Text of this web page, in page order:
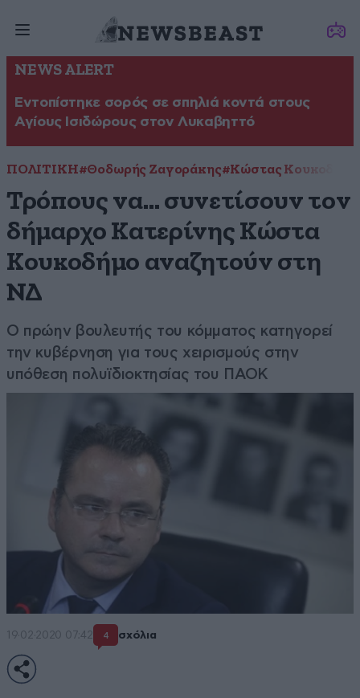
NEWS ALERT
Εντοπίστηκε σορός σε σπηλιά κοντά στους
Αγίους Ισιδώρους στον Λυκαβηττό
ΠΟΛΙΤΙΚΗ#Θοδωρής Ζαγοράκης#Κώστας
Τρόπους να… συνετίσουν τον
δήμαρχο Κατερίνης Κώστα
Κουκοδήμο αναζητούν στη
ΝΔ
Ο πρώην βουλευτής του κόμματος κατηγορεί
την κυβέρνηση για τους χειρισμούς στην
υπόθεση πολυϊδιοκτησίας του ΠΑΟΚ
19·02·2020 07:42 4 σχόλια